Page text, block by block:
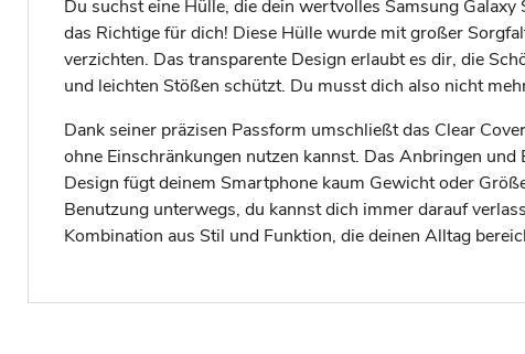
Du suchst eine Hülle, die dein wertvolles Samsung
das Richtige für dich! Diese Hülle wurde mit großer
verzichten. Das transparente Design erlaubt es dir, die
und leichten Stößen schützt. Du musst dich also nicht
Dank seiner präzisen Passform umschließt das Clear
ohne Einschränkungen nutzen kannst. Das Anbringen
Design fügt deinem Smartphone kaum Gewicht oder
Benutzung unterwegs, du kannst dich immer darauf
Kombination aus Stil und Funktion, die deinen Alltag